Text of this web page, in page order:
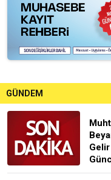
GÜNDEM
Gelir